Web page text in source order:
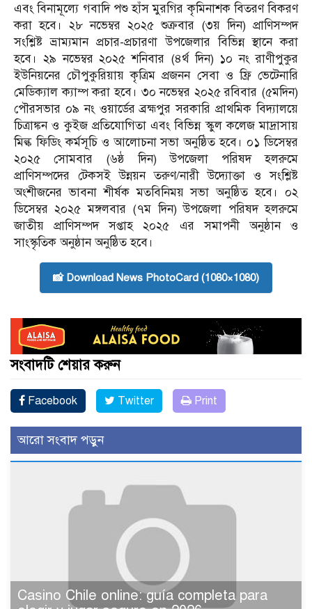
এবং বিনামূল্যে গবাদি পশু হাঁস মুরগির কৃমিনাশক বিতরণ বিকরণ
করা হবে। ২৮ নভেম্বর ২০২৫ শুক্রবার (৩য় দিন) প্রাণিসম্পদ
সংশ্লিষ্ট ভ্রাম্যমান প্রচার-প্রচারণা উপজেলার বিভিন্ন স্থানে করা
হবে। ২৯ নভেম্বর ২০২৫ শনিবার (৪র্থ দিন) ১০ নং রাণীপুকুর
ইউনিয়নের চৌপুকুরিয়ায় কৃত্রিম প্রজনন সেবা ও ফ্রি ভেটেনারি
মেডিক্যাল ক্যাম্প করা হবে। ৩০ নভেম্বর ২০২৫ রবিবার (৫মদিন)
পৌরসভার ০৯ নং ওয়ার্ডের ব্রহ্মপুর সরকারি প্রাথমিক বিদ্যালয়ে
চিত্রাঙ্কন ও কুইজ প্রতিযোগিতা এবং বিভিন্ন স্কুল কলেজ মাদ্রাসায়
মিল্ক ফিডিং কর্মসূচি ও আলোচনা সভা অনুষ্ঠিত হবে। ০১ ডিসেম্বর
২০২৫ সোমবার (৬ষ্ঠ দিন) উপজেলা পরিষদ হলরুমে
প্রাণিসম্পদের টেকসই উন্নয়ন তরুণ/নারী উদ্যোক্তা ও সংশ্লিষ্ট
অংশীজনের ভাবনা শীর্ষক মতবিনিময় সভা অনুষ্ঠিত হবে। ০২
ডিসেম্বর ২০২৫ মঙ্গলবার (৭ম দিন) উপজেলা পরিষদ হলরুমে
জাতীয় প্রাণিসম্পদ সপ্তাহ ২০২৫ এর সমাপনী অনুষ্ঠান ও
সাংস্কৃতিক অনুষ্ঠান অনুষ্ঠিত হবে।
📸 Download News PhotoCard (1080×1080)
সংবাদটি শেয়ার করুন
Facebook Twitter Print
আরো সংবাদ পড়ুন
Casino Chile online: guía completa para